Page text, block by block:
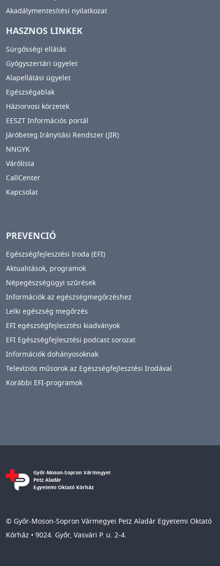
Akadálymentesítési nyilatkozat
HASZNOS LINKEK
Sürgősségi ellátás
Gyógyszertári ügyelet
Alapellátási ügyelet
Egészségablak
Háziorvosi körzetek
EESZT Információs portál
Járóbeteg Irányítási Rendszer (JIR)
NNGYK
Várólista
CallCenter
Kapcsolat
PREVENCIÓ
Egészségfejlesztési Iroda (EFI)
Aktualitások, programok
Népegészségügyi szűrések
Információk az egészségmegőrzéshez
Lelki egészség megőrzés
EFI egészségfejlesztési kiadványok
EFI Egészségfejlesztési podcast sorozat
Információk dohányosoknak
Televíziós műsorok az Egészségfejlesztési Irodával
Korábbi EFI-programok
Győr-Moson-Sopron Vármegyei
Petz Aladár
Egyetemi Oktató Kórház
© Győr-Moson-Sopron Vármegyei Petz Aladár Egyetemi Oktató
Kórház • 9024. Győr, Vasvári P. u. 2-4.